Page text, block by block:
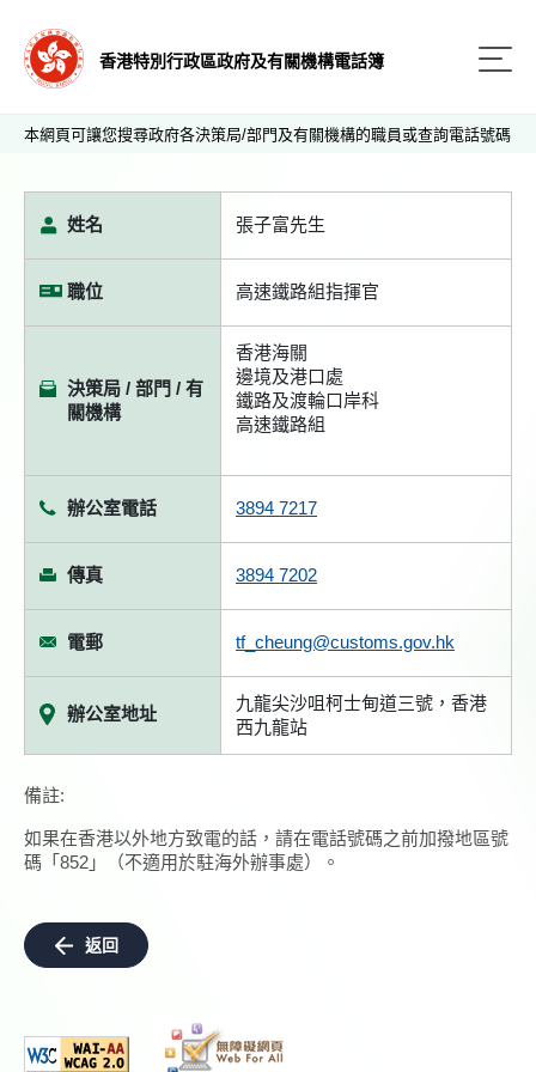
香港特別行政區政府及有關機構電話簿
本網頁可讓您搜尋政府各決策局/部門及有關機構的職員或查詢電話號碼
姓名 張子富先生
職位 高速鐵路組指揮官
決策局 / 部門 / 有
關機構
香港海關
邊境及港口處
鐵路及渡輪口岸科
高速鐵路組
辦公室電話 3894 7217
傳真 3894 7202
電郵 tf_cheung@customs.gov.hk
辦公室地址
九龍尖沙咀柯士甸道三號，香港
西九龍站
備註:
如果在香港以外地方致電的話，請在電話號碼之前加撥地區號
碼「852」（不適用於駐海外辦事處）。
返回